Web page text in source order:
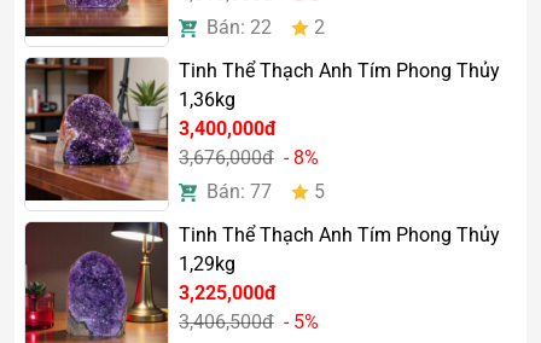
Theo quan niệm phong thủy, thạch anh tím có khả năng
hấp thụ năng lượng tiêu cực và lan tỏa nguồn sinh khí
tích cực.
Nhiều người tin rằng sản phẩm giúp:
Giảm áp lực và căng thẳng
Hỗ trợ tinh thần thư giãn
Tăng khả năng tập trung
Cải thiện giấc ngủ
Thu hút may mắn và tài lộc
Bán: 22
2
Tinh Thể Thạch Anh Tím Phong Thủy
1,36kg
3,400,000đ
3,676,000đ - 8%
Bán: 77
5
Tinh Thể Thạch Anh Tím Phong Thủy
1,29kg
3,225,000đ
3,406,500đ - 5%